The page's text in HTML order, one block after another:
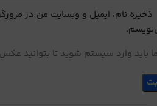
ذخیره نام، ایمیل و وبسایت من در
باید وارد سیستم شوید تا بتوانید